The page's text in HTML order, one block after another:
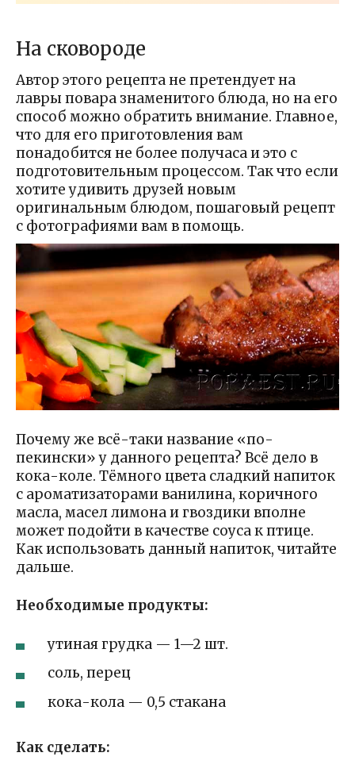
На сковороде
Автор этого рецепта не претендует на
лавры повара знаменитого блюда, но на его
способ можно обратить внимание. Главное,
что для его приготовления вам
понадобится не более получаса и это с
подготовительным процессом. Так что если
хотите удивить друзей новым
оригинальным блюдом, пошаговый рецепт
с фотографиями вам в помощь.
Почему же всё-таки название «по-
пекински» у данного рецепта? Всё дело в
кока-коле. Тёмного цвета сладкий напиток
с ароматизаторами ванилина, коричного
масла, масел лимона и гвоздики вполне
может подойти в качестве соуса к птице.
Как использовать данный напиток, читайте
дальше.
Необходимые продукты:
утиная грудка — 1—2 шт.
соль, перец
кока-кола — 0,5 стакана
Как сделать: